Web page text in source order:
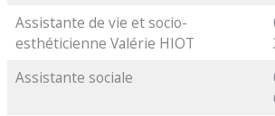
Assistante de vie et socio-
esthéticienne Valérie HIOT
Assistante sociale